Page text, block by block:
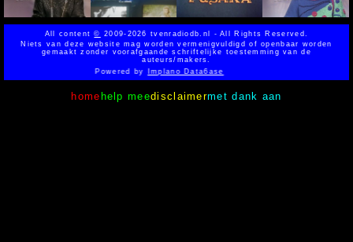
All content© 2009-2026 tvenradiodb.nl - All Rights Reserved.
Niets van deze website mag worden vermenigvuldigd of openbaar worden
gemaakt zonder voorafgaande schriftelijke toestemming van de
auteurs/makers.
Powered byImplano Data6ase
homehelp meedisclaimermet dank aan